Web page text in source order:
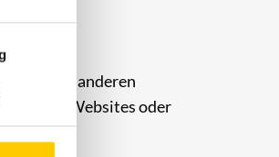
und anderen
anderen Websites oder